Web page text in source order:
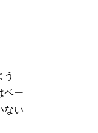
う
ベー
ない